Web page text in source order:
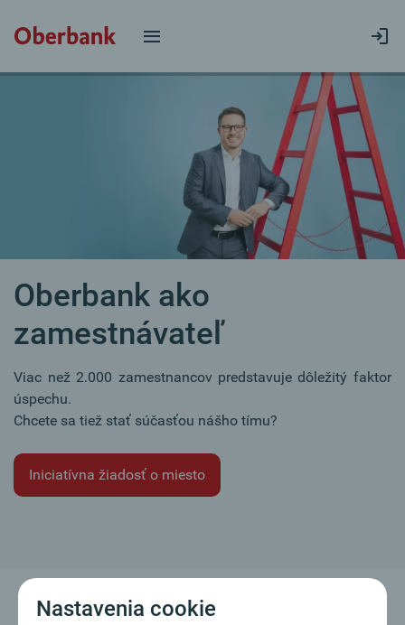
Oberbank ako
zamestnávateľ
Viac než 2.000 zamestnancov predstavuje dôležitý faktor
úspechu.
Chcete sa tiež stať súčasťou nášho tímu?
Iniciatívna žiadosť o miesto
Nastavenia cookie